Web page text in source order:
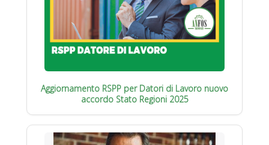
Aggiornamento RSPP per Datori di Lavoro nuovo
accordo Stato Regioni 2025